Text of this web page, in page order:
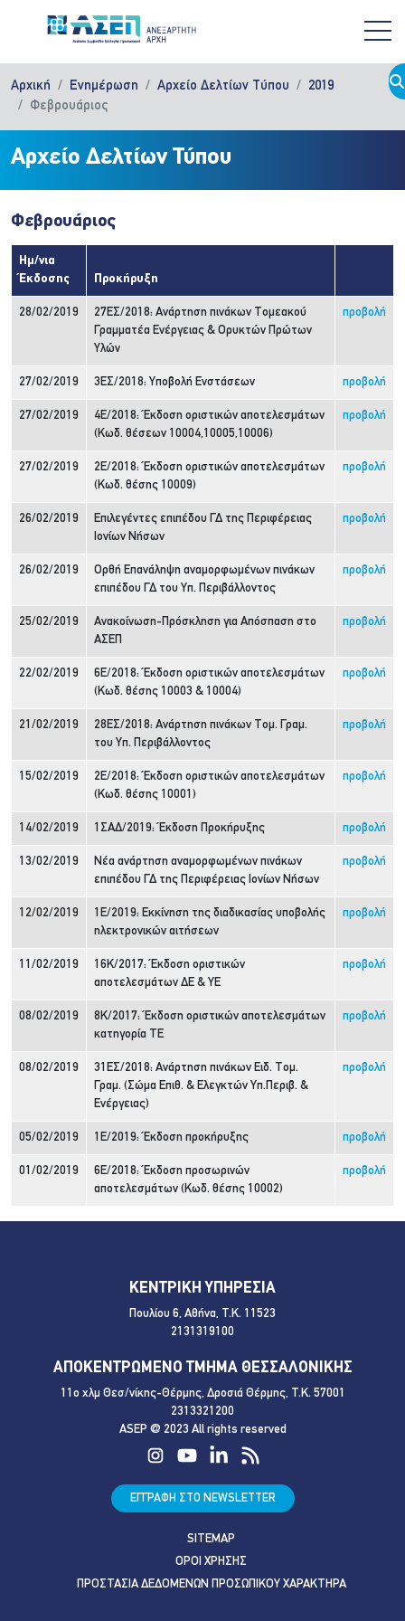
Αρχική Ενημέρωση Αρχείο Δελτίων Τύπου
2019
Φεβρουάριος
Αρχείο Δελτίων Τύπου
Φεβρουάριος
Ημ/νια
Έκδοσης
Προκήρυξη
28/02/2019
27ΕΣ/2018: Ανάρτηση πινάκων Τομεακού
Γραμματέα Ενέργειας & Ορυκτών Πρώτων
Υλών
προβολή
27/02/2019 3ΕΣ/2018: Υποβολή Ενστάσεων προβολή
27/02/2019
4Ε/2018: Έκδοση οριστικών αποτελεσμάτων
(Κωδ. θέσεων 10004,10005,10006)
προβολή
27/02/2019
2Ε/2018: Έκδοση οριστικών αποτελεσμάτων
(Κωδ. θέσης 10009)
προβολή
26/02/2019
Επιλεγέντες επιπέδου ΓΔ της Περιφέρειας
Ιονίων Νήσων
προβολή
26/02/2019
Ορθή Επανάληψη αναμορφωμένων πινάκων
επιπέδου ΓΔ του Υπ. Περιβάλλοντος
προβολή
25/02/2019
Ανακοίνωση-Πρόσκληση για Απόσπαση στο
ΑΣΕΠ
προβολή
22/02/2019
6Ε/2018: Έκδοση οριστικών αποτελεσμάτων
(Κωδ. θέσης 10003 & 10004)
προβολή
21/02/2019
28ΕΣ/2018: Ανάρτηση πινάκων Τομ. Γραμ.
του Υπ. Περιβάλλοντος
προβολή
15/02/2019
2Ε/2018: Έκδοση οριστικών αποτελεσμάτων
(Κωδ. θέσης 10001)
προβολή
14/02/2019 1ΣΑΔ/2019: Έκδοση Προκήρυξης προβολή
13/02/2019
Νέα ανάρτηση αναμορφωμένων πινάκων
επιπέδου ΓΔ της Περιφέρειας Ιονίων Νήσων
προβολή
12/02/2019
1Ε/2019: Εκκίνηση της διαδικασίας υποβολής
ηλεκτρονικών αιτήσεων
προβολή
11/02/2019
16Κ/2017: Έκδοση οριστικών
αποτελεσμάτων ΔΕ & ΥΕ
προβολή
08/02/2019
8Κ/2017: Έκδοση οριστικών αποτελεσμάτων
κατηγορία ΤΕ
προβολή
08/02/2019
31ΕΣ/2018: Ανάρτηση πινάκων Ειδ. Τομ.
Γραμ. (Σώμα Επιθ. & Ελεγκτών Υπ.Περιβ. &
Ενέργειας)
προβολή
05/02/2019 1Ε/2019: Έκδοση προκήρυξης προβολή
01/02/2019
6Ε/2018: Έκδοση προσωρινών
αποτελεσμάτων (Κωδ. θέσης 10002)
προβολή
ΚΕΝΤΡΙΚΗ ΥΠΗΡΕΣΙΑ
Πουλίου 6, Αθήνα, Τ.Κ. 11523
2131319100
ΑΠΟΚΕΝΤΡΩΜΕΝΟ ΤΜΗΜΑ ΘΕΣΣΑΛΟΝΙΚΗΣ
11ο χλμ Θεσ/νίκης-Θέρμης, Δροσιά Θέρμης, Τ.Κ. 57001
2313321200
ASEP @ 2023 All rights reserved
ΕΓΓΡΑΦΗ ΣΤΟ NEWSLETTER
SITEMAP
ΟΡΟΙ ΧΡΗΣΗΣ
ΠΡΟΣΤΑΣΙΑ ΔΕΔΟΜΕΝΩΝ ΠΡΟΣΩΠΙΚΟΥ ΧΑΡΑΚΤΗΡΑ